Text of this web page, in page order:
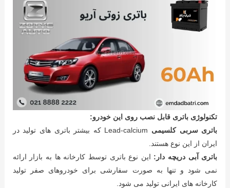
تکنولوژی باتری قابل نصب روی این خودرو:
باتری سربی کلسیمی
Lead-calcium که بیشتر باتری های تولید در
ایران از این نوع هستند.
باتری آبی دریچه دار: این نوع باتری توسط کارخانه ها به بازار ارائه
نمی شود و تنها به صورت سفارشی برای خودروهای صفر تولید
کارخانه های ایرانی تولید می شود.